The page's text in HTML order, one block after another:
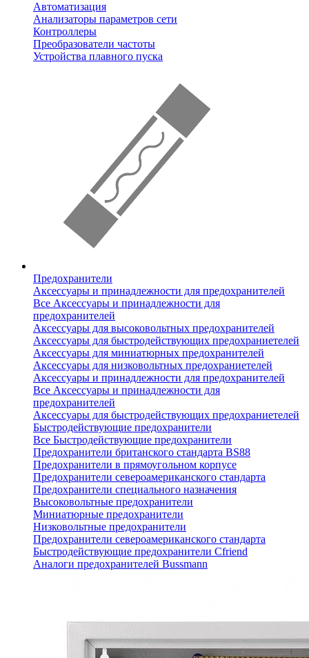
Автоматизация
Анализаторы параметров сети
Контроллеры
Преобразователи частоты
Устройства плавного пуска
Предохранители
Аксессуары и принадлежности для предохранителей
Все Аксессуары и принадлежности для
предохранителей
Аксессуары для высоковольтных предохранителей
Аксессуары для быстродействующих предохраниетелей
Аксессуары для миниатюрных предохранителей
Аксессуары для низковольтных предохраниетелей
Аксессуары и принадлежности для предохранителей
Все Аксессуары и принадлежности для
предохранителей
Аксессуары для быстродействующих предохраниетелей
Быстродействующие предохранители
Все Быстродействующие предохранители
Предохранители британского стандарта BS88
Предохранители в прямоугольном корпусе
Предохранители североамериканского стандарта
Предохранители специального назначения
Высоковольтные предохранители
Миниатюрные предохранители
Низковольтные предохранители
Предохранители североамериканского стандарта
Быстродействующие предохранители Cfriend
Аналоги предохранителей Bussmann